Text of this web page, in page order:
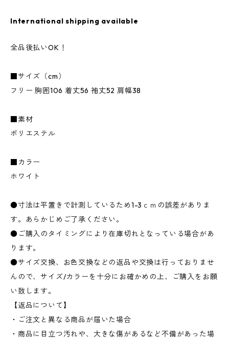
International shipping available
全品後払いOK！
■サイズ（cm）
フリー 胸囲106 着丈56 袖丈52 肩幅38
■素材
ポリエステル
■カラー
ホワイト
●寸法は平置きで計測しているため1-3ｃｍの誤差がありま
す。あらかじめご了承ください。
●ご購入のタイミングにより在庫切れとなっている場合があ
ります。
●サイズ交換、お色交換などの返品や交換は行っておりませ
んので、サイズ/カラーを十分にお確かめの上、ご購入をお願
い致します。
【返品について】
・ご注文と異なる商品が届いた場合
・商品に目立つ汚れや、大きな傷があるなど不備があった場